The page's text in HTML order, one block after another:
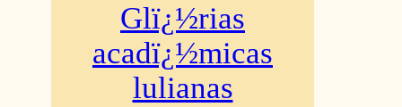
Glï¿½rias
acadï¿½micas
lulianas